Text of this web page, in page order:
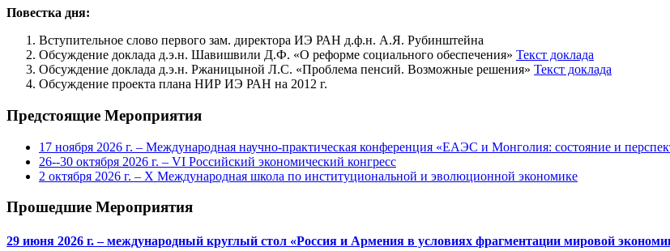
Повестка дня:
Вступительное слово первого зам. директора ИЭ РАН д.ф.н. А.Я. Рубинштейна
Обсуждение доклада д.э.н. Шавишвили Д.Ф. «О реформе социального обеспечения» Текст доклада
Обсуждение доклада д.э.н. Ржаницыной Л.С. «Проблема пенсий. Возможные решения» Текст доклада
Обсуждение проекта плана НИР ИЭ РАН на 2012 г.
Предстоящие Мероприятия
17 ноября 2026 г. – Международная научно-практическая конференция «ЕАЭС и Монголия: состояние и
26--30 октября 2026 г. – VI Российский экономический конгресс
2 октября 2026 г. – X Международная школа по институциональной и эволюционной экономике
Прошедшие Мероприятия
29 июня 2026 г. – международный круглый стол «Россия и Армения в условиях фрагментации мировой